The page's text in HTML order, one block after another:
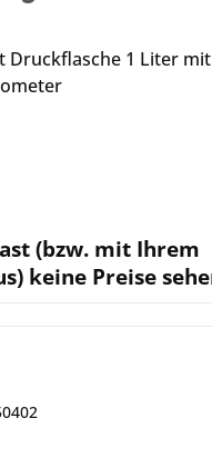
Druckflasche 1 Liter
(bzw. mit Ihrem
keine Preise